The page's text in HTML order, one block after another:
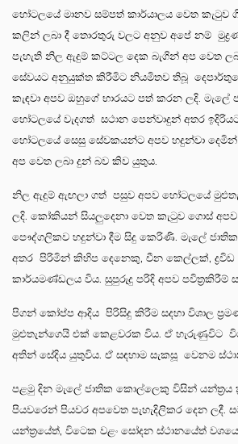
හෝටලයේ මානව සම්පත් කාර්යාලය වෙත කැටුව
කලින් ලබා දී තොරතුරු වලට අනුව අපේ නම්
පැහැති නිල ඇදුම් කට්ටල දෙක බැගින් අප වෙත
සේවයට අනුයුක්ත කිරීමිට නියමිතව තිබූ
කැඳවා අපව ඔහුගේ භාරයට පත් කරන ලදි.
හෝටලයේ වැදගත් සථාන පෙන්වාදුන් අතර
හෝටලයේ සෙසු සේවකයන්ට අපව හදුන්වා
අප වෙත ලබා දුන් බව කිව යුතුය.
නිල ඇදුම් ඇඟලා ගත් පසුව අපව හෝටලයේ
ලදි. කෝකියන් සියලුදෙනා වෙත කැටුව ගොස්
පෞද්ගලිකව හදුන්වා දීම සිදු කෙරිණි. මැලේ
අතර පිරිමින් කිහිප දෙනෙකු, චීන කෙල්ලක්,
කාර්යමණ්ඩලය විය. සුපුරුදු පරිදි අපව පවිත්‍රකිරීම්
පිගන් කෝප්ප ආදිය පිරිසිදු කිරීම සදහා විශාල
මුළුතැන්ගෙයි එක් කෙළවරක විය. ඒ හැරුණුවිට
අතින් සේදිය යුතුවිය. ඒ සඳහාම සැකසූ වෙනම
පළමු දින මැලේ ජාතික කොල්ලෙකු විසින් යන්ත්‍රය
පියවරෙන් පියවර අපවෙත පැහැදිලිකර දෙන ලදී.
යන්ත්‍රයේත්, විටෙක වළං සෝදන ස්ථානයේත්